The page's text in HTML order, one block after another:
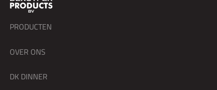
PRODUCTEN
OVER ONS
DK DINNER